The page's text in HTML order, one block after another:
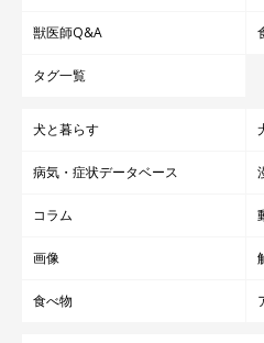
獣医師Q&A
タグ一覧
犬と暮らす
病気・症状データベース
コラム
画像
食べ物